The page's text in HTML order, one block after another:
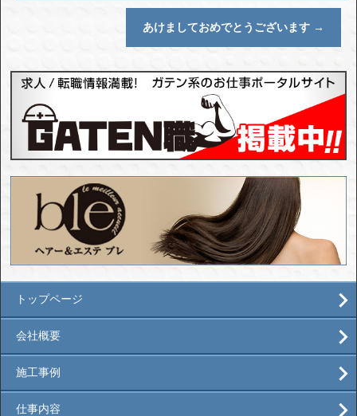
あけましておめでとうございます →
トップページ
会社概要
施工事例
仕事内容